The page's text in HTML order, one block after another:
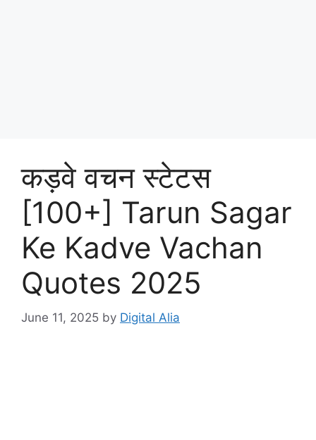
कड़वे वचन स्टेटस
[100+] Tarun Sagar
Ke Kadve Vachan
Quotes 2025
June 11, 2025 by Digital Alia